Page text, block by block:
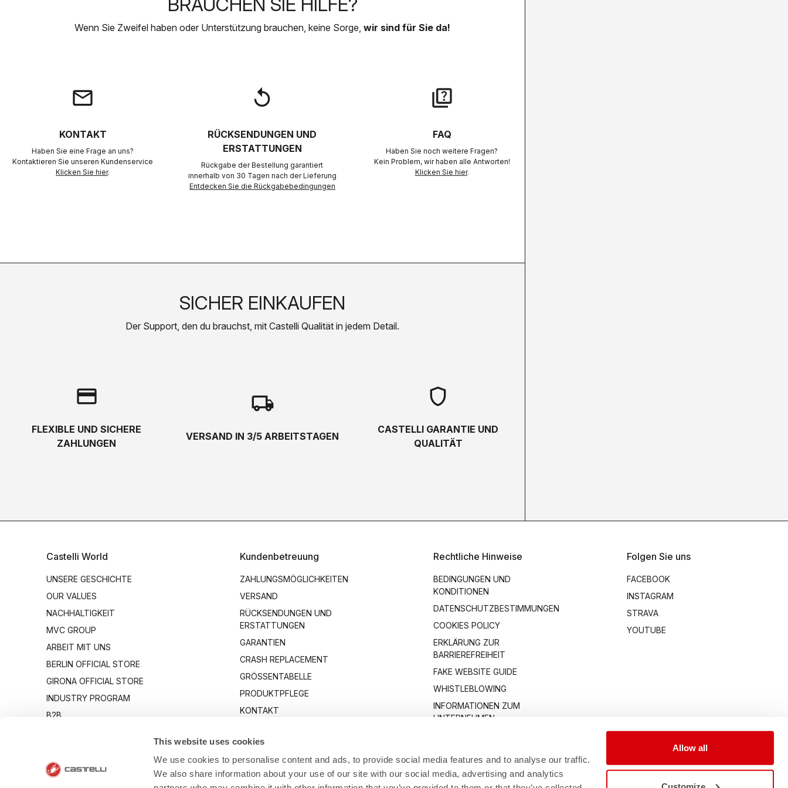
This website uses cookies
We use cookies to personalise content and ads, to provide social media features and to analyse our traffic.
We also share information about your use of our site with our social media, advertising and analytics
Allow all
Wenn Sie Zweifel haben oder Unterstützung brauchen, keine Sorge, wir sind für Sie da!
email
KONTAKT
Haben Sie eine Frage an uns?
Kontaktieren Sie unseren Kundenservice
Klicken Sie hier.
replay
RÜCKSENDUNGEN UND
ERSTATTUNGEN
Rückgabe der Bestellung garantiert
innerhalb von 30 Tagen nach der Lieferung
Entdecken Sie die Rückgabebedingungen
quiz
FAQ
Haben Sie noch weitere Fragen?
Kein Problem, wir haben alle Antworten!
Klicken Sie hier.
SICHER EINKAUFEN
Der Support, den du brauchst, mit Castelli Qualität in jedem Detail.
credit_card
FLEXIBLE UND SICHERE
ZAHLUNGEN
local_shipping
VERSAND IN 3/5 ARBEITSTAGEN
shield
CASTELLI GARANTIE UND
QUALITÄT
Castelli World
UNSERE GESCHICHTE
OUR VALUES
NACHHALTIGKEIT
MVC GROUP
ARBEIT MIT UNS
BERLIN OFFICIAL STORE
GIRONA OFFICIAL STORE
INDUSTRY PROGRAM
B2B
Kundenbetreuung
ZAHLUNGSMÖGLICHKEITEN
VERSAND
RÜCKSENDUNGEN UND
ERSTATTUNGEN
GARANTIEN
CRASH REPLACEMENT
GRÖSSENTABELLE
PRODUKTPFLEGE
KONTAKT
Rechtliche Hinweise
BEDINGUNGEN UND
KONDITIONEN
DATENSCHUTZBESTIMMUNGEN
COOKIES POLICY
ERKLÄRUNG ZUR
BARRIEREFREIHEIT
FAKE WEBSITE GUIDE
WHISTLEBLOWING
INFORMATIONEN ZUM
UNTERNEHMEN
Folgen Sie uns
FACEBOOK
INSTAGRAM
STRAVA
YOUTUBE